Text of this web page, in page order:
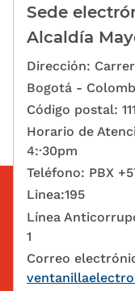
Sede
Alcaldía
Dirección:
Bogotá -
Código postal:
Horario de
4:·30pm
Teléfono: PBX
Linea:195
Línea
1
Correo